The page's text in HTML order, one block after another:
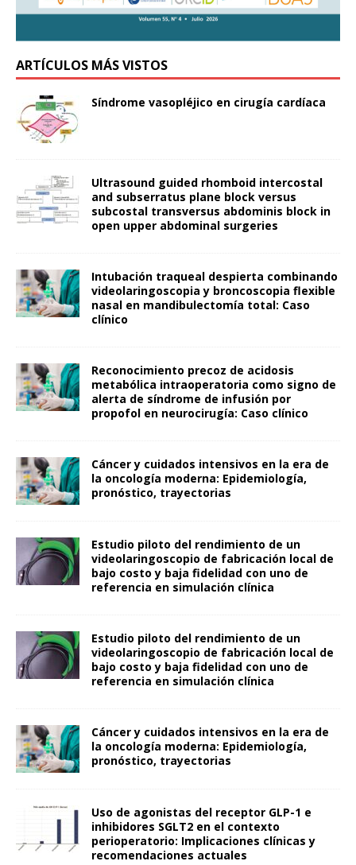
ARTÍCULOS MÁS VISTOS
Síndrome vasopléjico en cirugía cardíaca
Ultrasound guided rhomboid intercostal
and subserratus plane block versus
subcostal transversus abdominis block in
open upper abdominal surgeries
Intubación traqueal despierta combinando
videolaringoscopia y broncoscopia flexible
nasal en mandibulectomía total: Caso
clínico
Reconocimiento precoz de acidosis
metabólica intraoperatoria como signo de
alerta de síndrome de infusión por
propofol en neurocirugía: Caso clínico
Cáncer y cuidados intensivos en la era de
la oncología moderna: Epidemiología,
pronóstico, trayectorias
Estudio piloto del rendimiento de un
videolaringoscopio de fabricación local de
bajo costo y baja fidelidad con uno de
referencia en simulación clínica
Estudio piloto del rendimiento de un
videolaringoscopio de fabricación local de
bajo costo y baja fidelidad con uno de
referencia en simulación clínica
Cáncer y cuidados intensivos en la era de
la oncología moderna: Epidemiología,
pronóstico, trayectorias
Uso de agonistas del receptor GLP-1 e
inhibidores SGLT2 en el contexto
perioperatorio: Implicaciones clínicas y
recomendaciones actuales